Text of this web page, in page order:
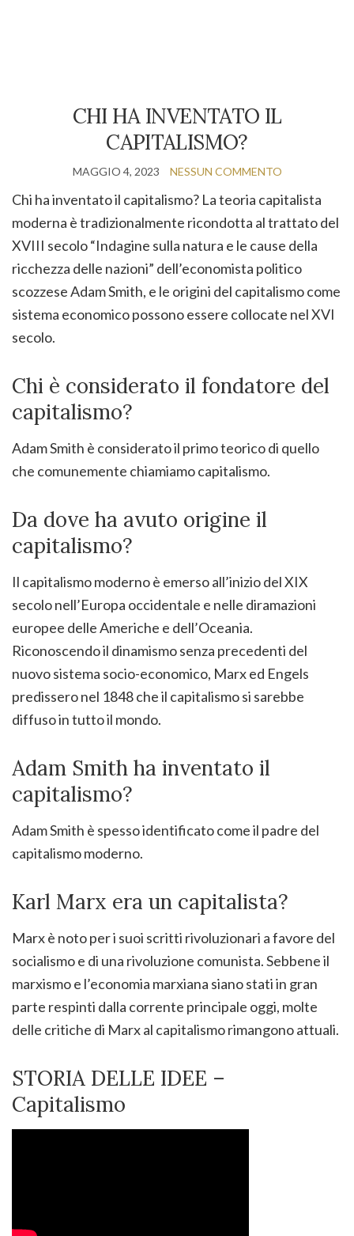
CHI HA INVENTATO IL
CAPITALISMO?
MAGGIO 4, 2023 NESSUN COMMENTO
Chi ha inventato il capitalismo? La teoria capitalista
moderna è tradizionalmente ricondotta al trattato del
XVIII secolo “Indagine sulla natura e le cause della
ricchezza delle nazioni” dell’economista politico
scozzese Adam Smith, e le origini del capitalismo come
sistema economico possono essere collocate nel XVI
secolo.
Chi è considerato il fondatore del
capitalismo?
Adam Smith è considerato il primo teorico di quello
che comunemente chiamiamo capitalismo.
Da dove ha avuto origine il
capitalismo?
Il capitalismo moderno è emerso all’inizio del XIX
secolo nell’Europa occidentale e nelle diramazioni
europee delle Americhe e dell’Oceania.
Riconoscendo il dinamismo senza precedenti del
nuovo sistema socio-economico, Marx ed Engels
predissero nel 1848 che il capitalismo si sarebbe
diffuso in tutto il mondo.
Adam Smith ha inventato il
capitalismo?
Adam Smith è spesso identificato come il padre del
capitalismo moderno.
Karl Marx era un capitalista?
Marx è noto per i suoi scritti rivoluzionari a favore del
socialismo e di una rivoluzione comunista. Sebbene il
marxismo e l’economia marxiana siano stati in gran
parte respinti dalla corrente principale oggi, molte
delle critiche di Marx al capitalismo rimangono attuali.
STORIA DELLE IDEE –
Capitalismo